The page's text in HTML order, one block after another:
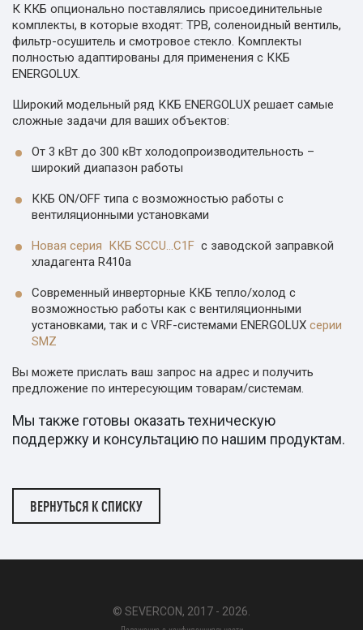
К ККБ опционально поставлялись присоединительные
комплекты, в которые входят: ТРВ, соленоидный вентиль,
фильтр-осушитель и смотровое стекло. Комплекты
полностью адаптированы для применения с ККБ
ENERGOLUX.
Широкий модельный ряд ККБ ENERGOLUX решает самые
сложные задачи для ваших объектов:
От 3 кВт до 300 кВт холодопроизводительность –
широкий диапазон работы
ККБ ON/OFF типа с возможностью работы с
вентиляционными установками
Новая серия ККБ SCCU…C1F с заводской заправкой
хладагента R410a
Современный инверторные ККБ тепло/холод с
возможностью работы как с вентиляционными
установками, так и с VRF-системами ENERGOLUX серии
SMZ
Вы можете прислать ваш запрос на адрес и получить
предложение по интересующим товарам/системам.
Мы также готовы оказать техническую
поддержку и консультацию по нашим продуктам.
ВЕРНУТЬСЯ К СПИСКУ
© SEVERCON, 2017 - 2026.